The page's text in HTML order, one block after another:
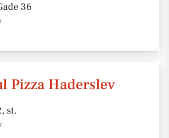
36
Pizza Haderslev
st.